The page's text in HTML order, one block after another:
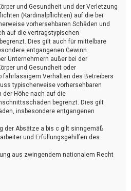
und Gesundheit und der Verletzung
(Kardinalpflichten) auf die bei
vorhersehbaren Schäden und
auf die vertragstypischen
Dies gilt auch für mittelbare
entgangenen Gewinn.
Unternehmern außer bei der
und Gesundheit oder
fahrlässigem Verhalten des Betreibers
typischerweise vorhersehbaren
der Höhe nach auf die
begrenzt. Dies gilt
insbesondere entgangenen
der Absätze a bis c gilt sinngemäß
und Erfüllungsgehilfen des
aus zwingendem nationalem Recht